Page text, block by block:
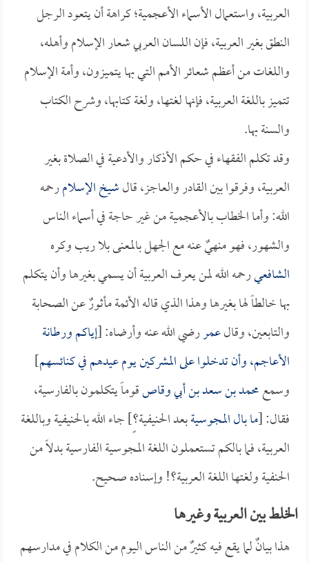
العربية، واستعمال الأسماء الأعجمية؛ كراهة أن يتعود الرجل
النطق بغير العربية، فإن اللسان العربي شعار الإسلام وأهله،
واللغات من أعظم شعائر الأمم التي بها يتميزون، وأمة الإسلام
تتميز باللغة العربية، فإنها لغتها، ولغة كتابها، وشرح الكتاب
والسنة بها.
وقد تكلم الفقهاء في حكم الأذكار والأدعية في الصلاة بغير
العربية، وفرقوا بين القادر والعاجز، قالشيخ الإسلامرحمه
الله: وأما الخطاب بالأعجمية من غير حاجة في أسماء الناس
والشهور، فهو منهيٌ عنه مع الجهل بالمعنى بلا ريب وكره
الشافعيرحمه الله لمن يعرف العربية أن يسمي بغيرها وأن يتكلم
بها خالطاً لها بغيرها وهذا الذي قاله الأئمة مأثورٌ عن الصحابة
والتابعين، وقالعمررضي الله عنه وأرضاه: [إياكم ورطانة
الأعاجم، وأن تدخلوا على المشركين يوم عيدهم في كنائسهم]
وسمعمحمد بن سعد بن أبي وقاصقوماً يتكلمون بالفارسية،
فقال: [ما بالالمجوسيةبعد الحنيفية؟ٍ] جاء الله بالحنيفية وباللغة
العربية، فما بالكم تستعملون اللغة المجوسية الفارسية بدلاً من
الحنفية ولغتها اللغة العربية؟! وإسناده صحيح.
الخلط بين العربية وغيرها
هذا بيانٌ لما يقع فيه كثيرٌ من الناس اليوم من الكلام في مدارسهم